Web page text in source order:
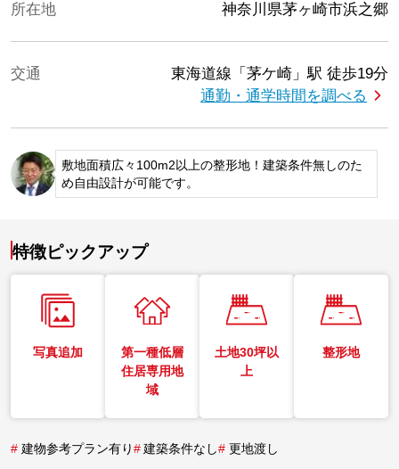
所在地 神奈川県茅ヶ崎市浜之郷
交通 東海道線「茅ケ崎」駅 徒歩19分
通勤・通学時間を調べる
敷地面積広々100m2以上の整形地！建築条件無しのた
め自由設計が可能です。
特徴ピックアップ
写真追加
第一種低層
住居専用地
域
土地30坪以
上
整形地
# 建物参考プラン有り# 建築条件なし# 更地渡し